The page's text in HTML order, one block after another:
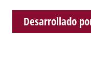
Desarrollado